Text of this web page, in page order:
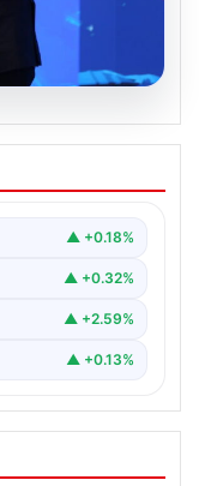
Ciddi
yönetiminin
▲ +0.18%
▲ +0.32%
▲ +2.59%
▲ +0.13%